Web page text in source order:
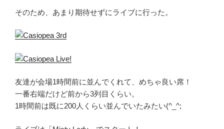
そのため、あまり期待せずにライブに行った。
友達が会場1時間前に並んでくれて、めちゃ良い席！
一番右端だけど前から3列目くらい。
1時間前は既に200人くらい並んでいたみたい(^_^;